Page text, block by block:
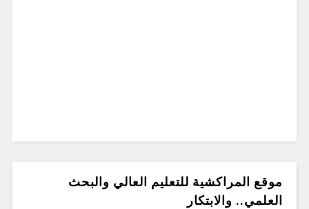
موقع المراكشية للتعليم العالي والبحث
العلمي.. والابتكار